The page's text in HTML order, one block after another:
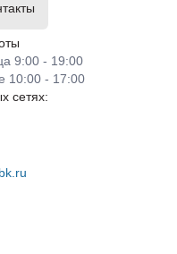
9:00 - 19:00
10:00 - 17:00
сетях: